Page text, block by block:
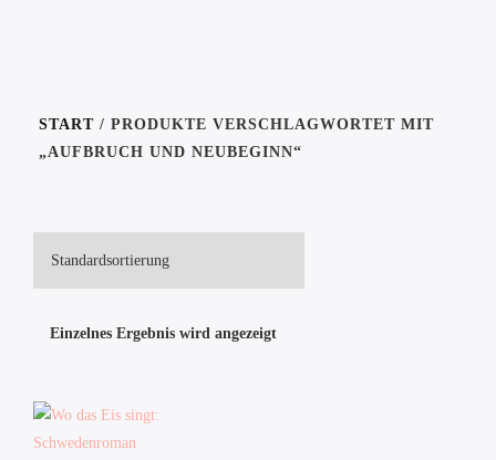
START / PRODUKTE VERSCHLAGWORTET MIT
„AUFBRUCH UND NEUBEGINN“
Einzelnes Ergebnis wird angezeigt